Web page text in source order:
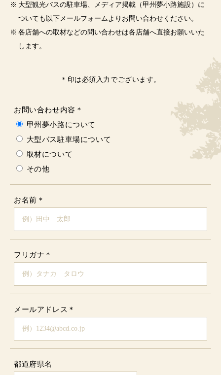
大型観光バスの駐車場、メディア掲載（甲州夢小路施設）に
ついても以下メールフォームよりお問い合わせください。
各店舗への取材などの問い合わせは各店舗へ直接お願いいた
します。
＊印は必須入力でございます。
お問い合わせ内容 ＊
甲州夢小路について
大型バス駐車場について
取材について
その他
お名前 ＊
フリガナ ＊
メールアドレス ＊
都道府県名